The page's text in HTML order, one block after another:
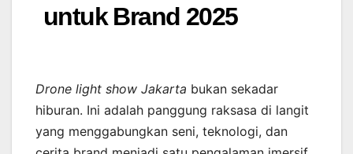
untuk Brand 2025
Drone light show Jakarta bukan sekadar
hiburan. Ini adalah panggung raksasa di langit
yang menggabungkan seni, teknologi, dan